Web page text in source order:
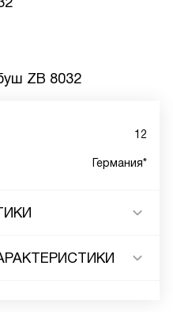
ZB 8032
12
Германия*